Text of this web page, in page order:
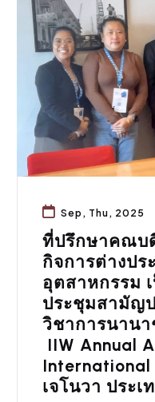
Sep, Thu, 2025
ที่ปรึกษาคณบ
กิจการต่างป
อุตสาหกรรม
ประชุมสามัญ
วิชาการนาน
IIW Annual
International
เจโนวา ประเ